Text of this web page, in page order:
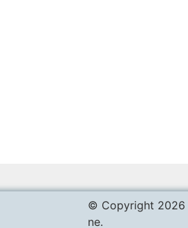
© Copyright 2026
ne.